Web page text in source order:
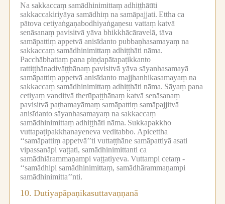
Na sakkaccaṃ samādhinimittaṃ adhiṭṭhātīti
sakkaccakiriyāya samādhiṃ na samāpajjati. Ettha ca
pātova cetiyaṅgaṇabodhiyaṅgaṇesu vattaṃ katvā
senāsanaṃ pavisitvā yāva bhikkhācāravelā, tāva
samāpattiṃ appetvā anisīdanto pubbaṇhasamayaṃ na
sakkaccaṃ samādhinimittaṃ adhiṭṭhāti nāma.
Pacchābhattaṃ pana piṇḍapātapaṭikkanto
rattiṭṭhānadivāṭṭhānaṃ pavisitvā yāva sāyanhasamayā
samāpattiṃ appetvā anisīdanto majjhanhikasamayaṃ na
sakkaccaṃ samādhinimittaṃ adhiṭṭhāti nāma. Sāyaṃ pana
cetiyaṃ vanditvā therūpaṭṭhānaṃ katvā senāsanaṃ
pavisitvā paṭhamayāmaṃ samāpattiṃ samāpajjitvā
anisīdanto sāyanhasamayaṃ na sakkaccaṃ
samādhinimittaṃ adhiṭṭhāti nāma. Sukkapakkho
vuttapaṭipakkhanayeneva veditabbo. Apicettha
‘‘samāpattiṃ appetvā’’ti vuttaṭṭhāne samāpattiyā asati
vipassanāpi vaṭṭati, samādhinimittanti ca
samādhiārammaṇampi vaṭṭatiyeva. Vuttampi cetaṃ -
‘‘samādhipi samādhinimittaṃ, samādhārammaṇampi
samādhinimitta’’nti.
10. Dutiyapāpaṇikasuttavaṇṇanā